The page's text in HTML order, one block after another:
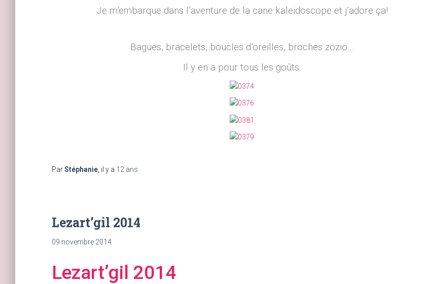
Je m’embarque dans l’aventure de la cane kaleidoscope et j’adore ça!
Bagues, bracelets, boucles d’oreilles, broches zozio…
Il y en a pour tous les goûts.
ParStéphanie , il y a 12 ans
Lezart’gil 2014
09 novembre 2014
Lezart’gil 2014